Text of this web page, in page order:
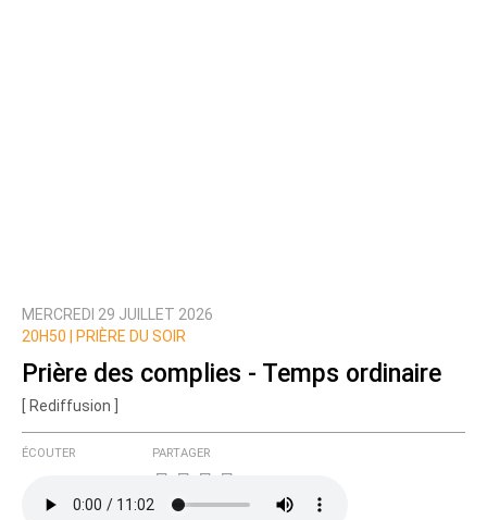
MERCREDI 29 JUILLET 2026
20H50 |
PRIÈRE DU SOIR
Prière des complies - Temps ordinaire
[ Rediffusion ]
ÉCOUTER PARTAGER